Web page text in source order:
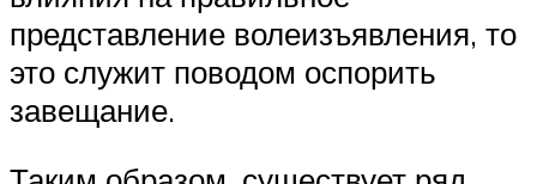
представление волеизъявления, то
это служит поводом оспорить
завещание.